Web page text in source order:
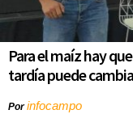
Para el maíz hay
tardía puede
Porinfocampo